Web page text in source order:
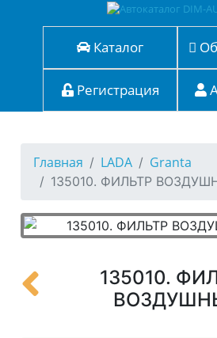
Каталог
Регистрация
Главная LADA Granta
135010. ФИЛЬТР
135010.